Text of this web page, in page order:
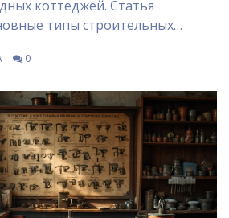
коттеджей. Статья
типы строительных
о том, как различаются
категориях машин, включая
и транспортные
по их выбору и
факты помогут
важность каждой машины
0